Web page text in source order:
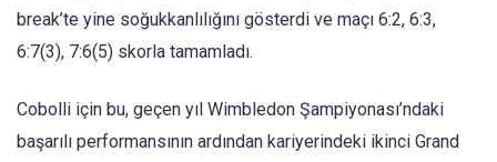
break’te yine soğukkanlılığını gösterdi ve maçı 6:2, 6:3,
6:7(3), 7:6(5) skorla tamamladı.
Cobolli için bu, geçen yıl Wimbledon Şampiyonası’ndaki
başarılı performansının ardından kariyerindeki ikinci Grand